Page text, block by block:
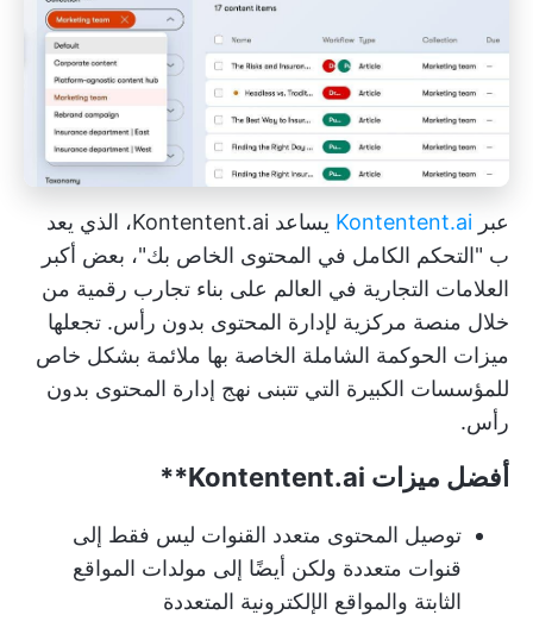
عبر Kontentent.ai
يساعد Kontentent.ai، الذي يعد
ب "التحكم الكامل في المحتوى الخاص بك"، بعض أكبر
العلامات التجارية في العالم على بناء تجارب رقمية من
خلال منصة مركزية لإدارة المحتوى بدون رأس. تجعلها
ميزات الحوكمة الشاملة الخاصة بها ملائمة بشكل خاص
للمؤسسات الكبيرة التي تتبنى نهج إدارة المحتوى بدون
رأس.
أفضل ميزات Kontentent.ai**
توصيل المحتوى متعدد القنوات ليس فقط إلى
قنوات متعددة ولكن أيضًا إلى مولدات المواقع
الثابتة والمواقع الإلكترونية المتعددة